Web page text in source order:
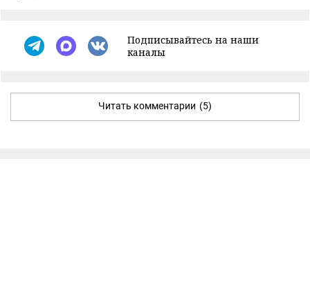
Подписывайтесь на наши
каналы
Читать комментарии (5)